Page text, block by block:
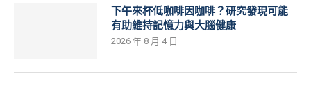
下午來杯低咖啡因咖啡？研究發現可能
有助維持記憶力與大腦健康
2026 年 8 月 4 日